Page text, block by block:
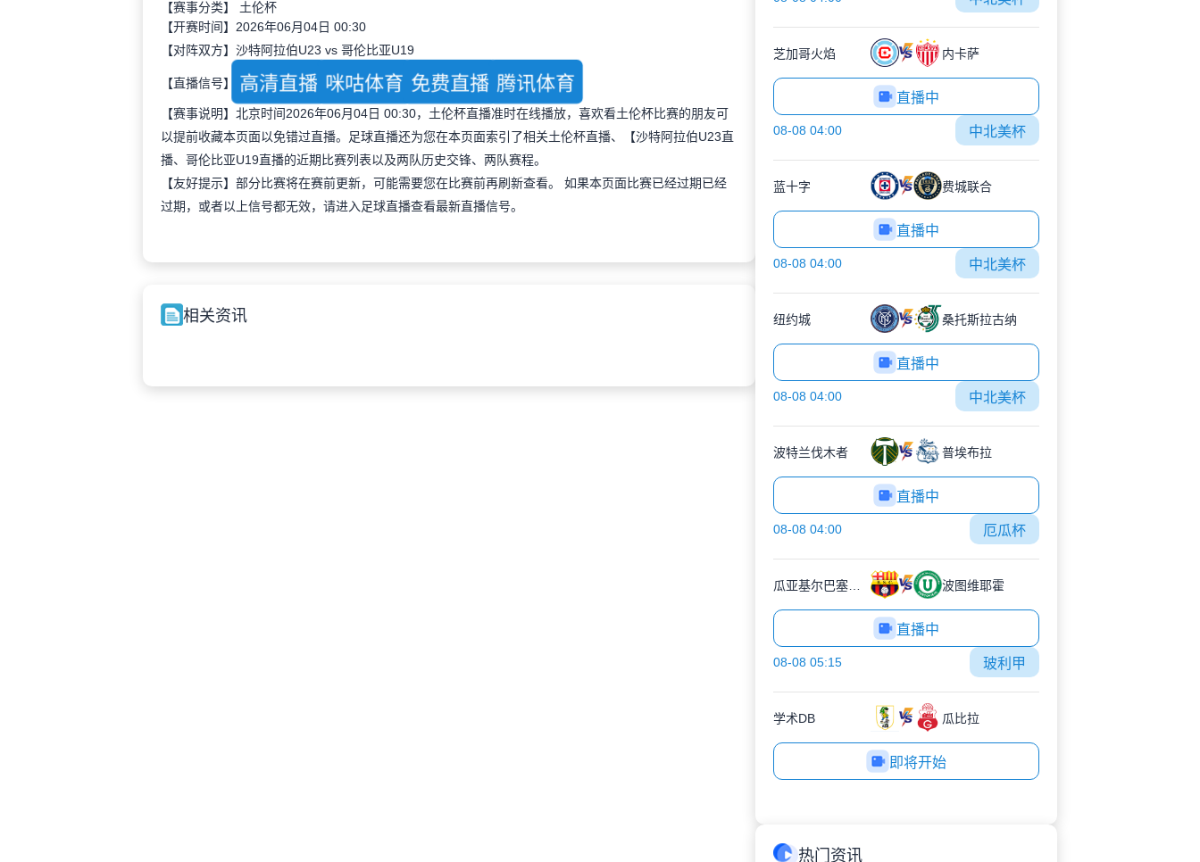
【赛事分类】 土伦杯
【开赛时间】2026年06月04日 00:30
【对阵双方】沙特阿拉伯U23 vs 哥伦比亚U19
【直播信号】 高清直播 咪咕体育 免费直播 腾讯体育
【赛事说明】北京时间2026年06月04日 00:30，土伦杯直播准时在线播放，喜欢看土伦杯比赛的朋友可
以提前收藏本页面以免错过直播。足球直播还为您在本页面索引了相关土伦杯直播、【沙特阿拉伯U23直
播、哥伦比亚U19直播的近期比赛列表以及两队历史交锋、两队赛程。
【友好提示】部分比赛将在赛前更新，可能需要您在比赛前再刷新查看。 如果本页面比赛已经过期已经
过期，或者以上信号都无效，请进入足球直播查看最新直播信号。
相关资讯
芝加哥火焰 内卡萨
直播中
08-08 04:00 中北美杯
蓝十字 费城联合
直播中
08-08 04:00 中北美杯
纽约城 桑托斯拉古纳
直播中
08-08 04:00 中北美杯
波特兰伐木者 普埃布拉
直播中
08-08 04:00 厄瓜杯
波图维耶霍
直播中
08-08 05:15 玻利甲
学术DB 瓜比拉
即将开始
热门资讯